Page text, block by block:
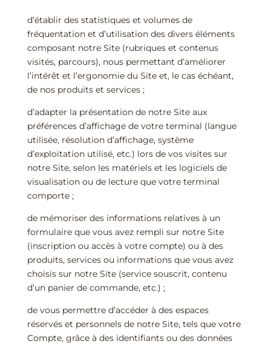
d’établir des statistiques et volumes de
fréquentation et d’utilisation des divers éléments
composant notre Site (rubriques et contenus
visités, parcours), nous permettant d’améliorer
l’intérêt et l’ergonomie du Site et, le cas échéant,
de nos produits et services ;
d’adapter la présentation de notre Site aux
préférences d’affichage de votre terminal (langue
utilisée, résolution d’affichage, système
d’exploitation utilisé, etc.) lors de vos visites sur
notre Site, selon les matériels et les logiciels de
visualisation ou de lecture que votre terminal
comporte ;
de mémoriser des informations relatives à un
formulaire que vous avez rempli sur notre Site
(inscription ou accès à votre compte) ou à des
produits, services ou informations que vous avez
choisis sur notre Site (service souscrit, contenu
d’un panier de commande, etc.) ;
de vous permettre d’accéder à des espaces
réservés et personnels de notre Site, tels que votre
Compte, grâce à des identifiants ou des données